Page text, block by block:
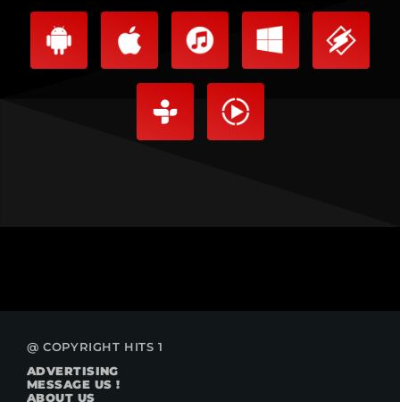
@ COPYRIGHT HITS 1
ADVERTISING
MESSAGE US !
ABOUT US